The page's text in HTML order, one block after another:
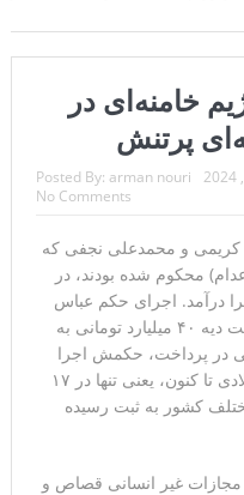
نیست؛ خطر جنگ
تفرقه‌افکنان/سفر
با پهلوی جای نجات
به سومین اقتصاد بزرگ
خبر خوبی برای
که توافقی به
خامنه‌ای در
پرتنش
Posted By: arman nouri
No Comments
کریمی و محمدعلی نجفی که
محکوم شده بودند، در
درآمد. اجرای حکم عباس
کریمی پیشتر با اخذ مهلت برای پرداخت دیه ۴۰ میلیارد تومانی به
در پرداخت، حکمش اجرا
شد. از ابتدای ماه اکتبر سال جاری میلادی تا کنون، یعنی تنها در ۱۷
مختلف کشور به ثبت رسیده
غیر انسانی قصاص و